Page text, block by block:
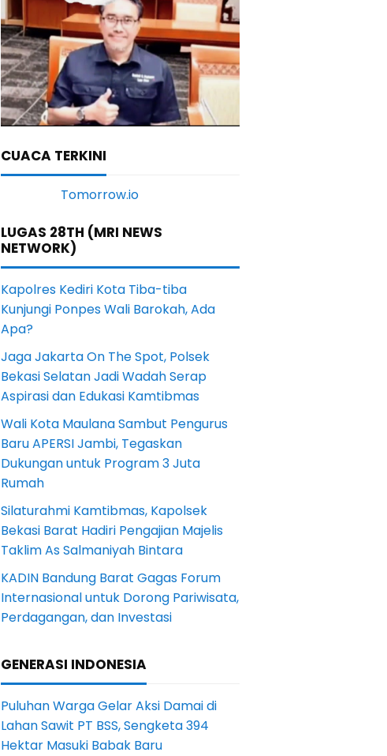
CUACA TERKINI
LUGAS 28TH (MRI NEWS
NETWORK)
Kapolres Kediri Kota Tiba-tiba
Kunjungi Ponpes Wali Barokah, Ada
Apa?
Jaga Jakarta On The Spot, Polsek
Bekasi Selatan Jadi Wadah Serap
Aspirasi dan Edukasi Kamtibmas
Wali Kota Maulana Sambut Pengurus
Baru APERSI Jambi, Tegaskan
Dukungan untuk Program 3 Juta
Rumah
Silaturahmi Kamtibmas, Kapolsek
Bekasi Barat Hadiri Pengajian Majelis
Taklim As Salmaniyah Bintara
KADIN Bandung Barat Gagas Forum
Internasional untuk Dorong Pariwisata,
Perdagangan, dan Investasi
GENERASI INDONESIA
Puluhan Warga Gelar Aksi Damai di
Lahan Sawit PT BSS, Sengketa 394
Hektar Masuki Babak Baru